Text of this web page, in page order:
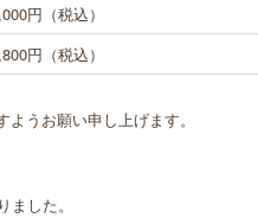
円（税込）
円（税込）
うお願い申し上げます。
した。